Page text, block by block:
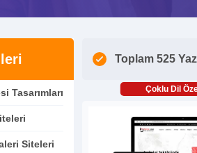
Tasarımları
Siteleri
Toplam 525
Çoklu Dil